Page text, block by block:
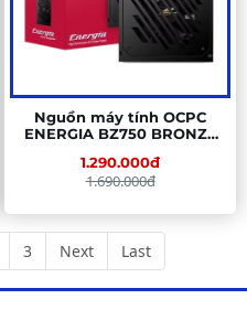
Nguồn máy tính OCPC
ENERGIA BZ750 BRONZE
1.290.000đ
1.690.000đ
3 Next Last